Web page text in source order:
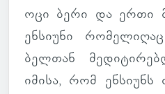
ოცი ბერი და ერთი
ენ­სი­უნი
ბელ­თან
იმისა, რომ ენ­სი­უნს